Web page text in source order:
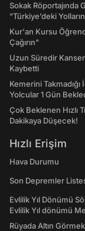
Sokak Röportajında
"Türkiye’deki
Kur'an Kursu
Çağırın"
Uzun Süredir
Kaybetti
Kemerini
Yolcular 1 Gün
Çok Beklenen Hızlı
Dakikaya Düşecek!
Hızlı Erişim
Hava Durumu
Son Depremler
Evlilik Yıl Dönümü
Evlilik Yıl dönümü
Rüyada Altın